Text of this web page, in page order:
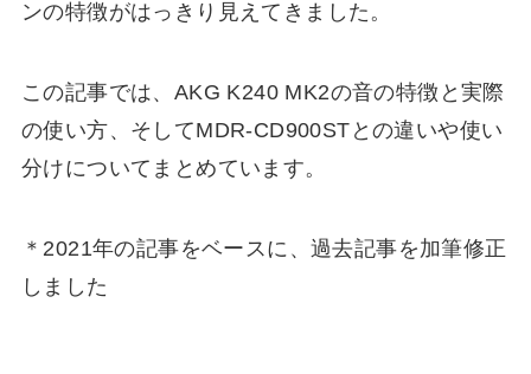
ンの特徴がはっきり見えてきました。
この記事では、AKG K240 MK2の音の特徴と実際
の使い方、そしてMDR-CD900STとの違いや使い
分けについてまとめています。
＊2021年の記事をベースに、過去記事を加筆修正
しました